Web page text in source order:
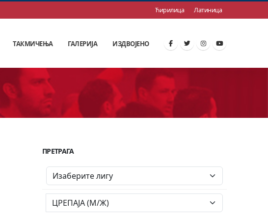
Ћирилица Латиница
ТАКМИЧЕЊА ГАЛЕРИЈА ИЗДВОЈЕНО
ПРЕТРАГА